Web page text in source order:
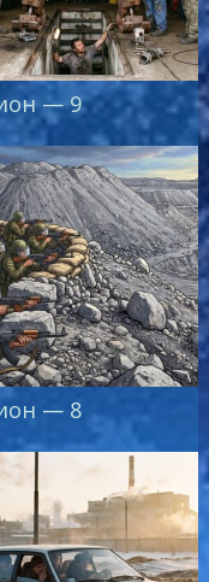
— 9
— 8